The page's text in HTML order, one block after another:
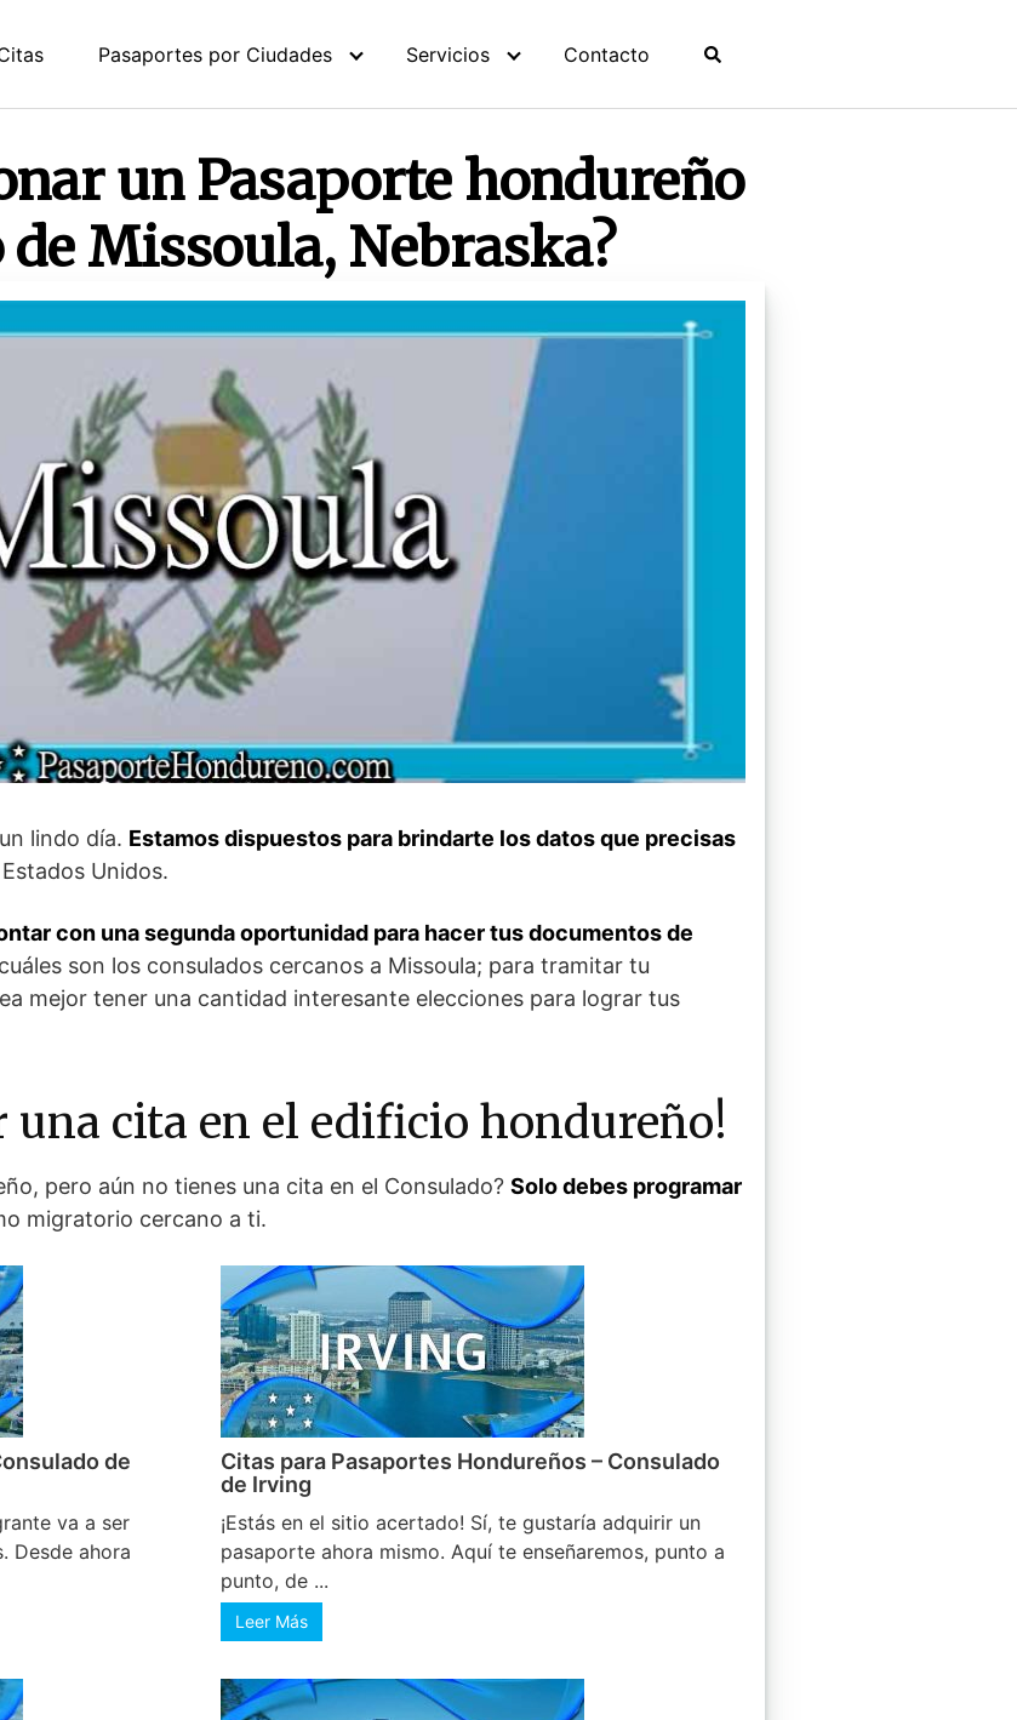
Pasaportes por Ciudades Servicios Contacto
un Pasaporte hondureño
de Missoula, Nebraska?
lindo día. Estamos dispuestos para brindarte los datos que precisas
Unidos.
con una segunda oportunidad para hacer tus documentos de
son los consulados cercanos a Missoula; para tramitar tu
mejor tener una cantidad interesante elecciones para lograr tus
una cita en el edificio hondureño!
pero aún no tienes una cita en el Consulado? Solo debes programar
migratorio cercano a ti.
de
va a ser
Desde ahora
Citas para Pasaportes Hondureños – Consulado
de Irving
¡Estás en el sitio acertado! Sí, te gustaría adquirir un
pasaporte ahora mismo. Aquí te enseñaremos, punto a
punto, de ...
Leer Más